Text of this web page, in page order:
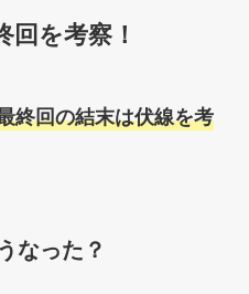
回を考察！
終回の結末は伏線を考
なった？